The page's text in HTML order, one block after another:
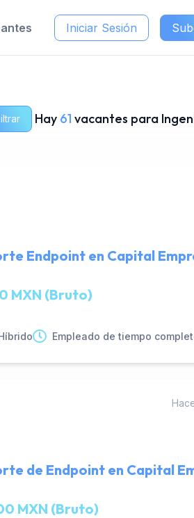
Iniciar Sesión
Hay 61 vacantes para
Endpoint en Capital
MXN (Bruto)
Empleado de tiempo
de Endpoint en Capital
MXN (Bruto)